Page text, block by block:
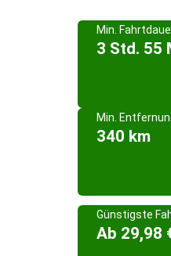
Min.
3 Std. 55
Min.
340 km
Günstigste
Ab 29,98